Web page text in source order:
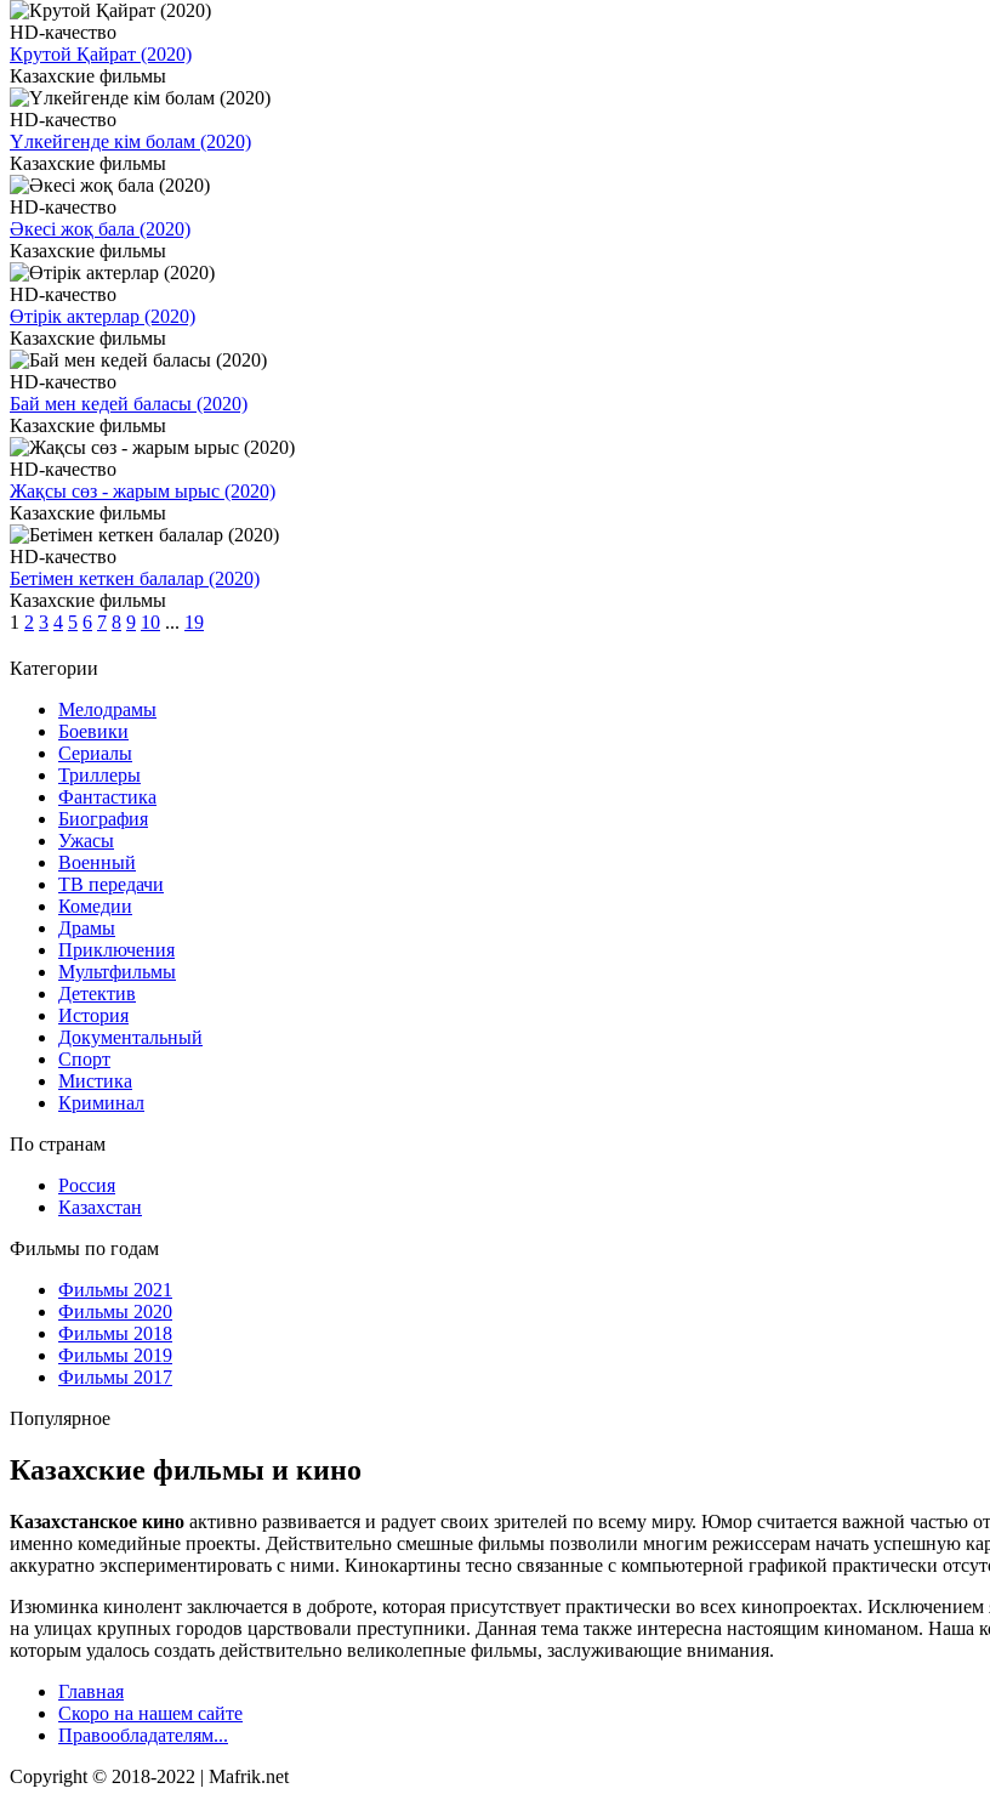
HD-качество
Крутой Қайрат (2020)
Казахские фильмы
HD-качество
Үлкейгенде кім болам (2020)
Казахские фильмы
HD-качество
Әкесі жоқ бала (2020)
Казахские фильмы
HD-качество
Өтірік актерлар (2020)
Казахские фильмы
HD-качество
Бай мен кедей баласы (2020)
Казахские фильмы
HD-качество
Жақсы сөз - жарым ырыс (2020)
Казахские фильмы
HD-качество
Бетімен кеткен балалар (2020)
Казахские фильмы
1 2 3 4 5 6 7 8 9 10 ... 19
Категории
Мелодрамы
Боевики
Сериалы
Триллеры
Фантастика
Биография
Ужасы
Военный
ТВ передачи
Комедии
Драмы
Приключения
Мультфильмы
Детектив
История
Документальный
Спорт
Мистика
Криминал
По странам
Россия
Казахстан
Фильмы по годам
Фильмы 2021
Фильмы 2020
Фильмы 2018
Фильмы 2019
Фильмы 2017
Популярное
Казахские фильмы и кино
Казахстанское кино активно развивается и радует своих зрителей по всему миру. Юмор считается важной
именно комедийные проекты. Действительно смешные фильмы позволили многим режиссерам начать успешную
аккуратно экспериментировать с ними. Кинокартины тесно связанные с компьютерной графикой практически
Изюминка кинолент заключается в доброте, которая присутствует практически во всех кинопроектах.
на улицах крупных городов царствовали преступники. Данная тема также интересна настоящим киноманом. Наша
которым удалось создать действительно великолепные фильмы, заслуживающие внимания.
Главная
Скоро на нашем сайте
Правообладателям...
Copyright © 2018-2022 | Mafrik.net